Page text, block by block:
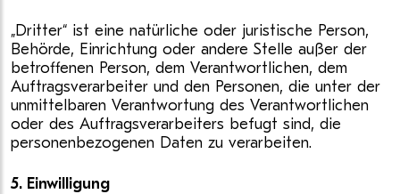
„Dritter“ ist eine natürliche oder juristische Person,
Behörde, Einrichtung oder andere Stelle außer der
betroffenen Person, dem Verantwortlichen, dem
Auftragsverarbeiter und den Personen, die unter der
unmittelbaren Verantwortung des Verantwortlichen
oder des Auftragsverarbeiters befugt sind, die
personenbezogenen Daten zu verarbeiten.
5. Einwilligung